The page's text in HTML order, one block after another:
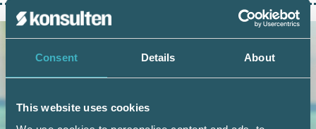
Consent Details About
This website uses cookies